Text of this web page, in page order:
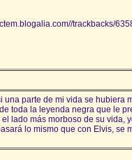
trackbacks/
una parte de mi vida se hubiera
toda la leyenda negra que le
lado más morboso de su vida,
lo mismo que con Elvis,